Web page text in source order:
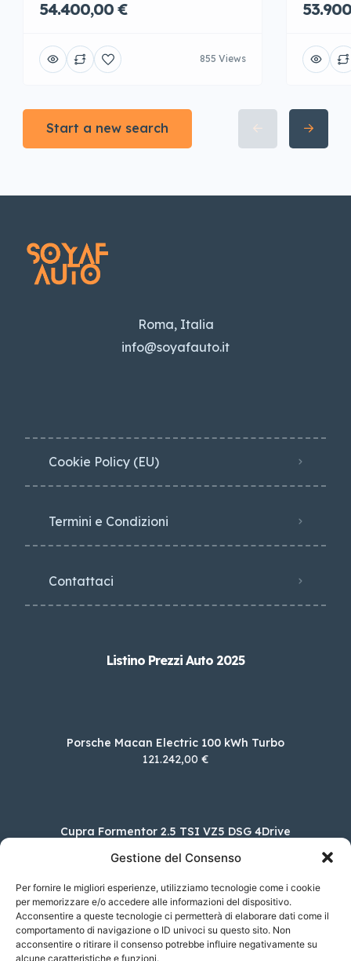
Gestione del Consenso
Per fornire le migliori esperienze, utilizziamo tecnologie come i cookie
per memorizzare e/o accedere alle informazioni del dispositivo.
Acconsentire a queste tecnologie ci permetterà di elaborare dati come il
comportamento di navigazione o ID univoci su questo sito. Non
acconsentire o ritirare il consenso potrebbe influire negativamente su
alcune caratteristiche e funzioni.
54.400,00 €
855 Views
Start a new search
Roma, Italia
info@soyafauto.it
Cookie Policy (EU)
Termini e Condizioni
Contattaci
Listino Prezzi Auto 2025
Porsche Macan Electric 100 kWh Turbo
121.242,00 €
Cupra Formentor 2.5 TSI VZ5 DSG 4Drive
MINI MINI 3 porte Cooper Essential
27.300,00 €